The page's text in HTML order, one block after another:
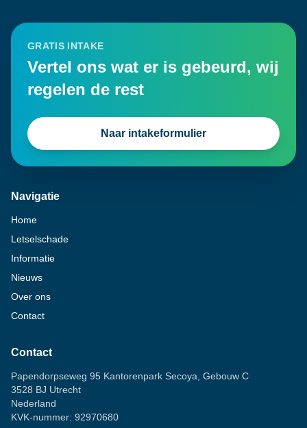
GRATIS INTAKE
Vertel ons wat er is gebeurd, wij
regelen de rest
Naar intakeformulier
Navigatie
Home
Letselschade
Informatie
Nieuws
Over ons
Contact
Contact
Papendorpseweg 95 Kantorenpark Secoya, Gebouw C
3528 BJ Utrecht
Nederland
KVK-nummer: 92970680